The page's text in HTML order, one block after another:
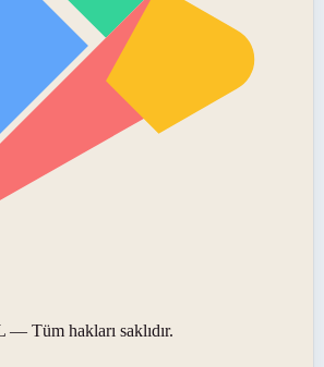
— Tüm hakları saklıdır.